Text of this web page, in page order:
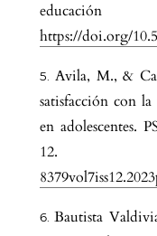
https://doi.org/
Avila, M., &
satisfacción con
en adolescentes.
Bautista